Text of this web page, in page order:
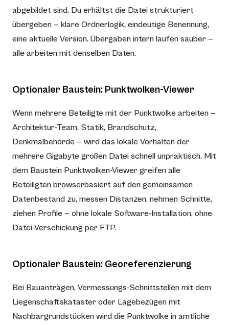
abgebildet sind. Du erhältst die Datei strukturiert
übergeben — klare Ordnerlogik, eindeutige Benennung,
eine aktuelle Version. Übergaben intern laufen sauber —
alle arbeiten mit denselben Daten.
Optionaler Baustein: Punktwolken-Viewer
Wenn mehrere Beteiligte mit der Punktwolke arbeiten —
Architektur-Team, Statik, Brandschutz,
Denkmalbehörde — wird das lokale Vorhalten der
mehrere Gigabyte großen Datei schnell unpraktisch. Mit
dem Baustein Punktwolken-Viewer greifen alle
Beteiligten browserbasiert auf den gemeinsamen
Datenbestand zu, messen Distanzen, nehmen Schnitte,
ziehen Profile — ohne lokale Software-Installation, ohne
Datei-Verschickung per FTP.
Optionaler Baustein: Georeferenzierung
Bei Bauanträgen, Vermessungs-Schnittstellen mit dem
Liegenschaftskataster oder Lagebezügen mit
Nachbargrundstücken wird die Punktwolke in amtliche